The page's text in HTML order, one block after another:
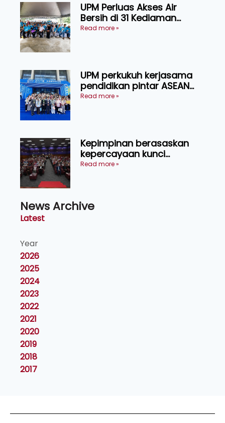
UPM Perluas Akses Air
Bersih di 31 Kediaman
Orang Asli Tasik Chini
Read more »
UPM perkukuh kerjasama
pendidikan pintar ASEAN
menerusi lawatan rasmi ke
Read more »
Kepimpinan berasaskan
kepercayaan kunci
kecemerlangan institusi -
Read more »
News Archive
Latest
Year
2026
2025
2024
2023
2022
2021
2020
2019
2018
2017